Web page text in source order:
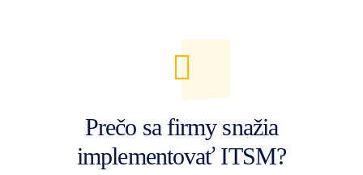
Prečo sa firmy snažia
implementovať ITSM?